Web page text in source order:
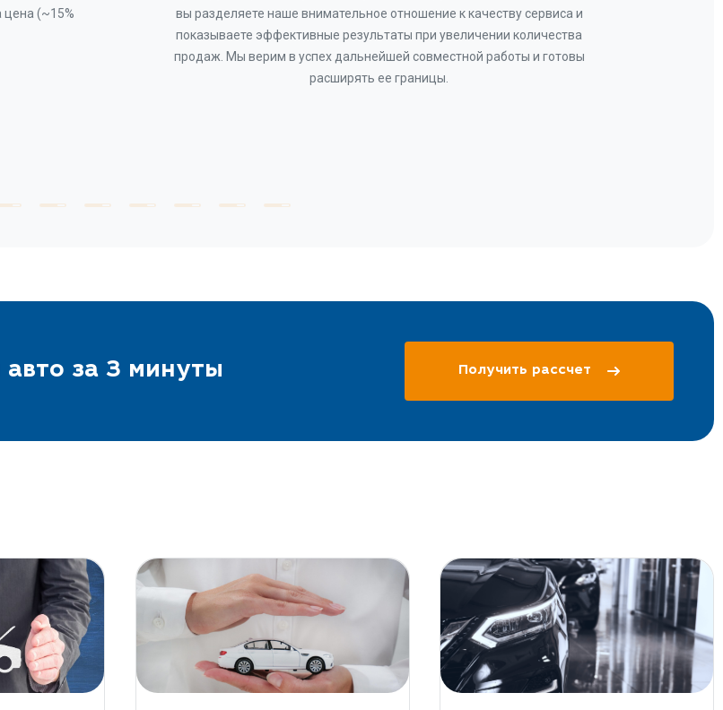
цена (~15%
вы разделяете наше внимательное отношение к качеству сервиса и
показываете эффективные результаты при увеличении количества
продаж. Мы верим в успех дальнейшей совместной работы и готовы
расширять ее границы.
за 3 минуты Получить рассчет